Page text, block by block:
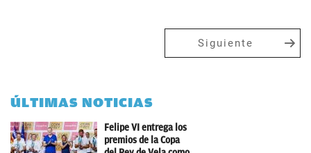
Siguiente
ÚLTIMAS NOTICIAS
Felipe VI entrega los
premios de la Copa